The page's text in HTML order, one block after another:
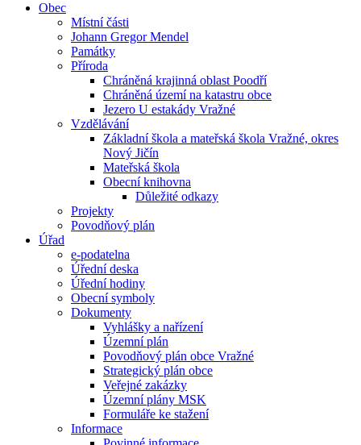
Obec
Místní části
Johann Gregor Mendel
Památky
Příroda
Chráněná krajinná oblast Poodří
Chráněná území na katastru obce
Jezero U estakády Vražné
Vzdělávání
Základní škola a mateřská škola Vražné, okres
Nový Jičín
Mateřská škola
Obecní knihovna
Důležité odkazy
Projekty
Povodňový plán
Úřad
e-podatelna
Úřední deska
Úřední hodiny
Obecní symboly
Dokumenty
Vyhlášky a nařízení
Územní plán
Povodňový plán obce Vražné
Strategický plán obce
Veřejné zakázky
Územní plány MSK
Formuláře ke stažení
Informace